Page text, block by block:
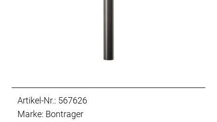
Artikel-Nr.: 567626
Marke: Bontrager